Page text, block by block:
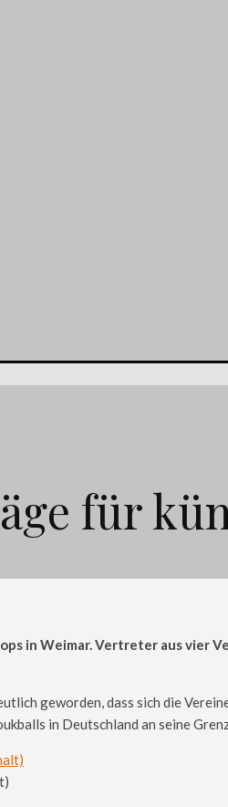
für
in Weimar. Vertreter aus vier
geworden, dass sich die
in Deutschland an seine